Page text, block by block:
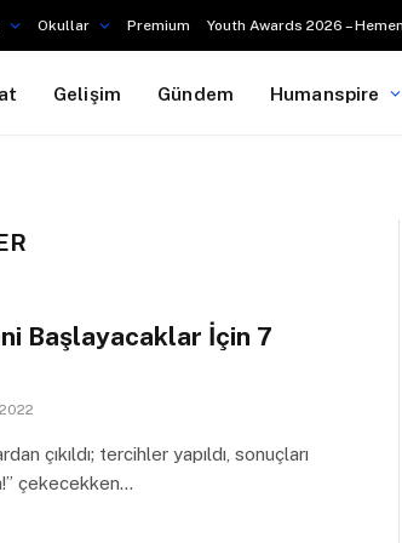
Okullar Premium Youth Awards 2026 –
Gelişim Gündem Humanspire
Başlayacaklar İçin 7
çıkıldı; tercihler yapıldı, sonuçları
çekecekken…